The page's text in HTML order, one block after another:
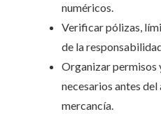
numéricos.
Verificar pólizas,
de la
Organizar permisos
necesarios antes
mercancía.